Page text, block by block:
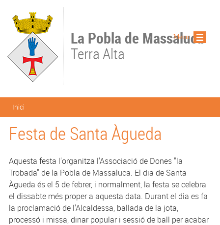
La Pobla de Massaluca
Terra Alta
Esteu aquí
Inici
Festa de Santa Àgueda
Aquesta festa l'organitza l'Associació de Dones "la
Trobada" de la Pobla de Massaluca. El dia de Santa
Àgueda és el 5 de febrer, i normalment, la festa se celebra
el dissabte més proper a aquesta data. Durant el dia es fa
la proclamació de l'Alcaldessa, ballada de la jota,
processó i missa, dinar popular i sessió de ball per acabar
Menu